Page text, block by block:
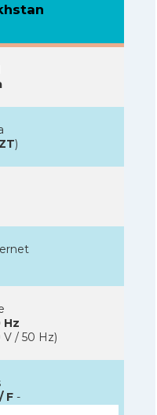
)
Hz
V / 50 Hz)
F -